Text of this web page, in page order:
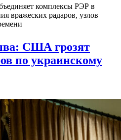
комплексы РЭР в
вражеских радаров, узлов
США грозят
по украинскому